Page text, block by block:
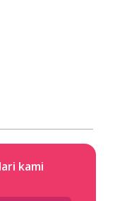
kami